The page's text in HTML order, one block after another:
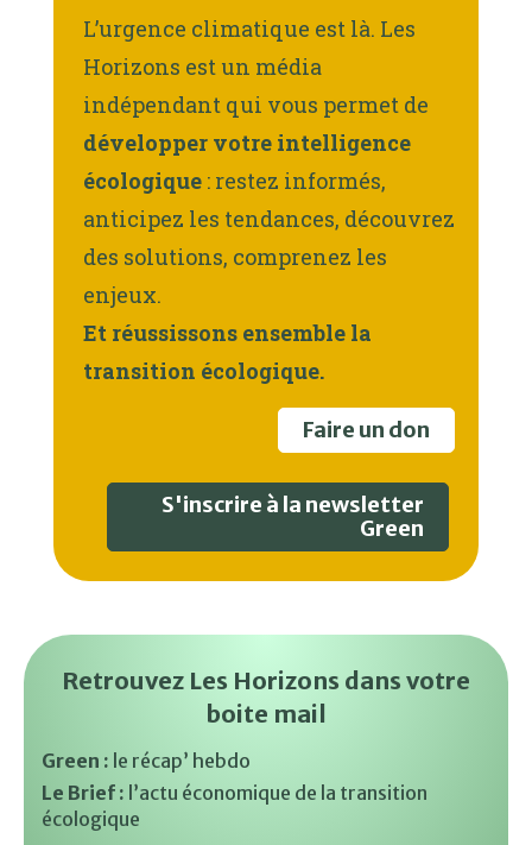
L’urgence climatique est là. Les
Horizons est un média
indépendant qui vous permet de
développer votre intelligence
écologique : restez informés,
anticipez les tendances, découvrez
des solutions, comprenez les
enjeux.
Et réussissons ensemble la
transition écologique.
Faire un don
S'inscrire à la newsletter
Green
Retrouvez Les Horizons dans votre
boite mail
Green : le récap’ hebdo
Le Brief : l’actu économique de la transition
écologique